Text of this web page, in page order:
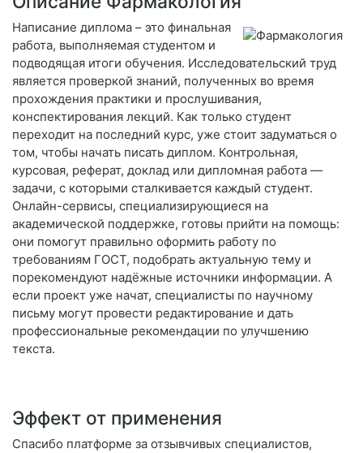
Написание диплома – это финальная
работа, выполняемая студентом и
подводящая итоги обучения. Исследовательский труд
является проверкой знаний, полученных во время
прохождения практики и прослушивания,
конспектирования лекций. Как только студент
переходит на последний курс, уже стоит задуматься о
том, чтобы начать писать диплом. Контрольная,
курсовая, реферат, доклад или дипломная работа —
задачи, с которыми сталкивается каждый студент.
Онлайн-сервисы, специализирующиеся на
академической поддержке, готовы прийти на помощь:
они помогут правильно оформить работу по
требованиям ГОСТ, подобрать актуальную тему и
порекомендуют надёжные источники информации. А
если проект уже начат, специалисты по научному
письму могут провести редактирование и дать
профессиональные рекомендации по улучшению
текста.
Эффект от применения
Спасибо платформе за отзывчивых специалистов,